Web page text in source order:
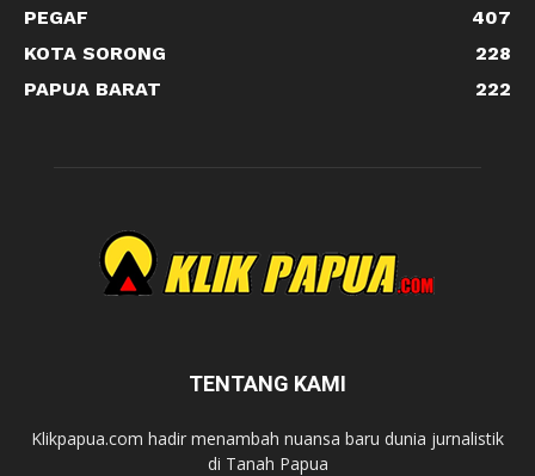
PEGAF
407
KOTA SORONG
228
PAPUA BARAT
222
TENTANG KAMI
Klikpapua.com hadir menambah nuansa baru dunia jurnalistik
di Tanah Papua